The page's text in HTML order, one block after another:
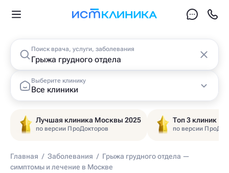
Поиск врача, услуги, заболевания
Выберите клинику
Все клиники
Лучшая клиника Москвы 2025
по версии ПроДокторов
Топ 3 клиник
по версии
Главная / Заболевания / Грыжа грудного отдела —
симптомы и лечение в Москве